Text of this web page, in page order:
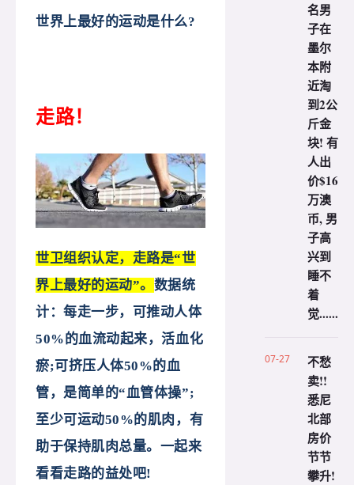
世界上最好的运动是什么?
走路！
世卫组织认定，走路是“世
界上最好的运动”。 数据统
计：每走一步，可推动人体
50%的血流动起来，活血化
瘀;可挤压人体50%的血
管，是简单的“血管体操”;
至少可运动50%的肌肉，有
助于保持肌肉总量。一起来
看看走路的益处吧!
名男
子在
墨尔
本附
近淘
到2公
斤金
块! 有
人出
价$16
万澳
币, 男
子高
兴到
睡不
着
觉......
07-27
不愁
卖!!
悉尼
北部
房价
节节
攀升!